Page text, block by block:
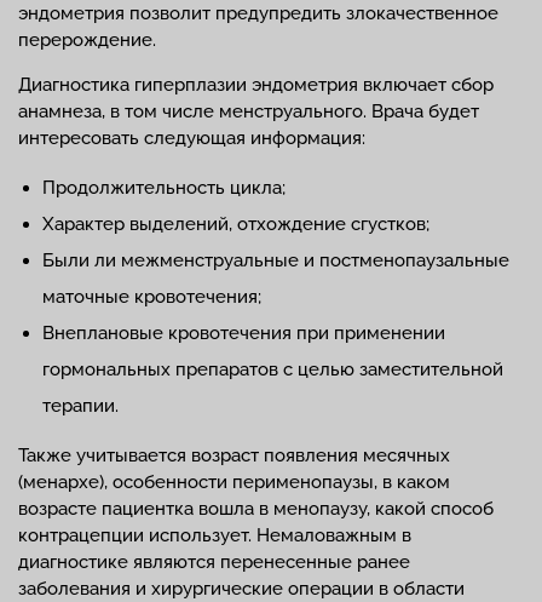
эндометрия позволит предупредить злокачественное
перерождение.
Диагностика гиперплазии эндометрия включает сбор
анамнеза, в том числе менструального. Врача будет
интересовать следующая информация:
Продолжительность цикла;
Характер выделений, отхождение сгустков;
Были ли межменструальные и постменопаузальные
маточные кровотечения;
Внеплановые кровотечения при применении
гормональных препаратов с целью заместительной
терапии.
Также учитывается возраст появления месячных
(менархе), особенности перименопаузы, в каком
возрасте пациентка вошла в менопаузу, какой способ
контрацепции использует. Немаловажным в
диагностике являются перенесенные ранее
заболевания и хирургические операции в области